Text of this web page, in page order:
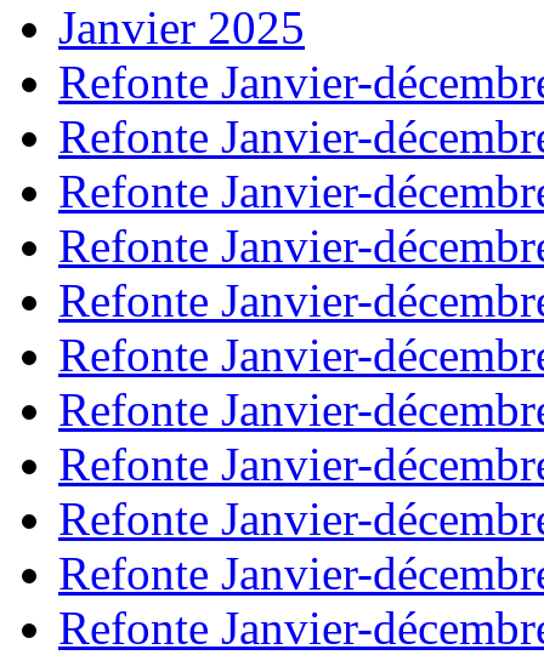
Janvier 2025
Refonte Janvier-
Refonte Janvier-
Refonte Janvier-
Refonte Janvier-
Refonte Janvier-
Refonte Janvier-
Refonte Janvier-
Refonte Janvier-
Refonte Janvier-
Refonte Janvier-
Refonte Janvier-